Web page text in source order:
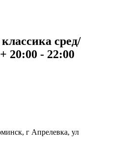
сред/
20:00 - 22:00
г Апрелевка, ул